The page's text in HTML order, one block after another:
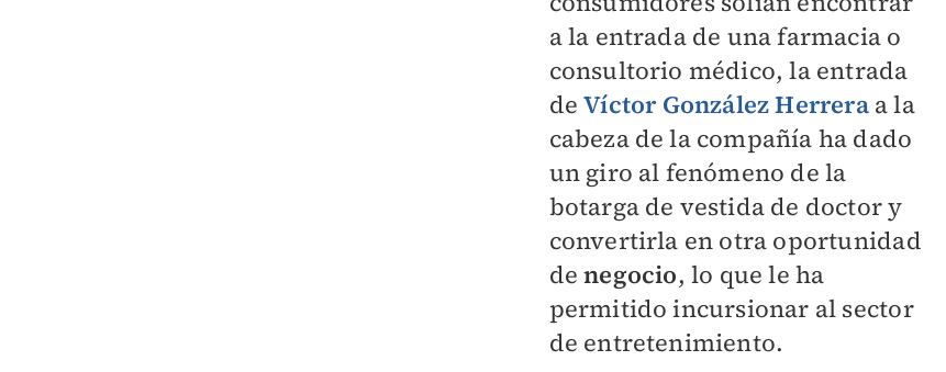
a la entrada de una farmacia o
consultorio médico, la entrada
deVíctor González Herreraa la
cabeza de la compañía ha dado
un giro al fenómeno de la
botarga de vestida de doctor y
convertirla en otra oportunidad
denegocio, lo que le ha
permitido incursionar al sector
de entretenimiento.